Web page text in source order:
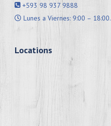
+593 98 937 9888
Lunes a Viernes: 9:00 – 18:00.
Locations